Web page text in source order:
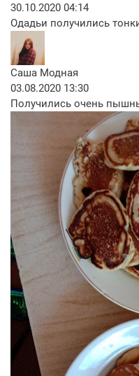
30.10.2020 04:14
Одадьи получились
Саша Модная
03.08.2020 13:30
Получились очень